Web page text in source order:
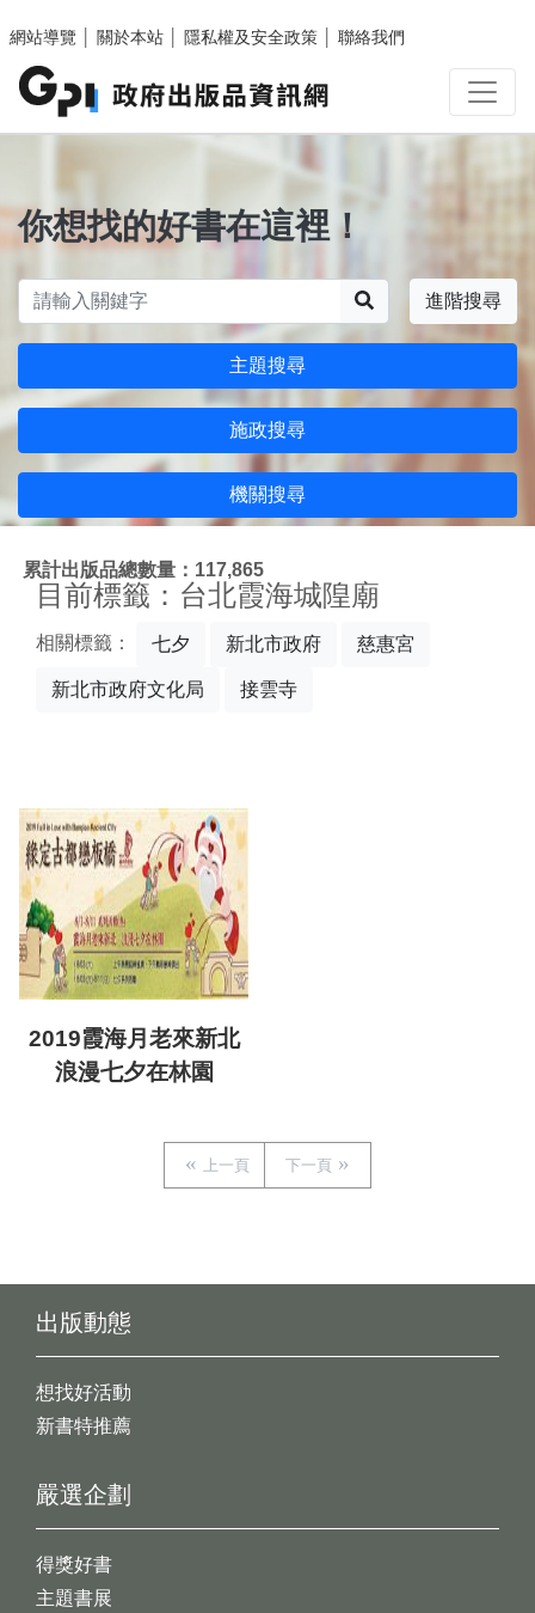
網站導覽
關於本站 隱私權及安全政策 聯絡我們
你想找的好書在這裡！
進階搜尋
主題搜尋
施政搜尋
機關搜尋
累計出版品總數量：117,865
目前標籤：台北霞海城隍廟
相關標籤： 七夕 新北市政府 慈惠宮
新北市政府文化局 接雲寺
2019霞海月老來新北
浪漫七夕在林園
上一頁 下一頁
出版動態
想找好活動
新書特推薦
嚴選企劃
得獎好書
主題書展